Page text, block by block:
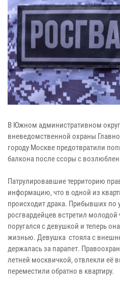
В Южном административном
вневедомственной охраны
городу Москве предотвратили
балкона после ссоры с
Патрулировавшие территорию
информацию, что в одной из
происходит драка. Прибывших по
росгвардейцев встретил
поругался с девушкой и теперь
жизнью. Девушка стояла с
держалась за парапет.
летней москвичкой, отвлекли её
переместили обратно в квартиру.